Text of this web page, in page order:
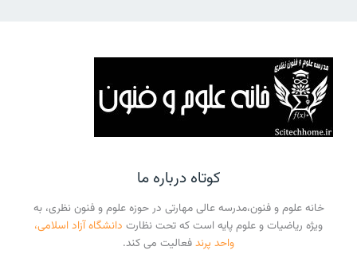
کوتاه درباره ما
خانه علوم و فنون،مدرسه عالی مهارتی در حوزه علوم و فنون نظری، به
ویژه ریاضیات و علوم پایه است که تحت نظارت دانشگاه آزاد اسلامی،
واحد پرندفعالیت می کند.